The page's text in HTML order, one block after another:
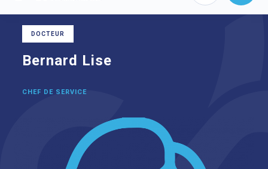
DOCTEUR
Bernard Lise
CHEF DE SERVICE